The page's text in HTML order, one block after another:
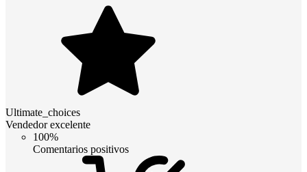
Ultimate_choices
Vendedor excelente
100%
Comentarios positivos